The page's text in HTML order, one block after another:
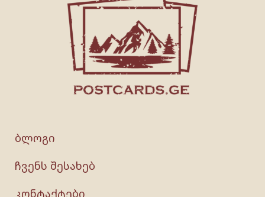
ბლოგი
ჩვენს შესახებ
კონტაქტები